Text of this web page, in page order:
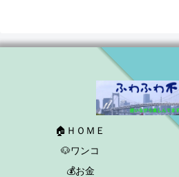
🏠ＨＯＭＥ
🐶ワンコ
💰お金